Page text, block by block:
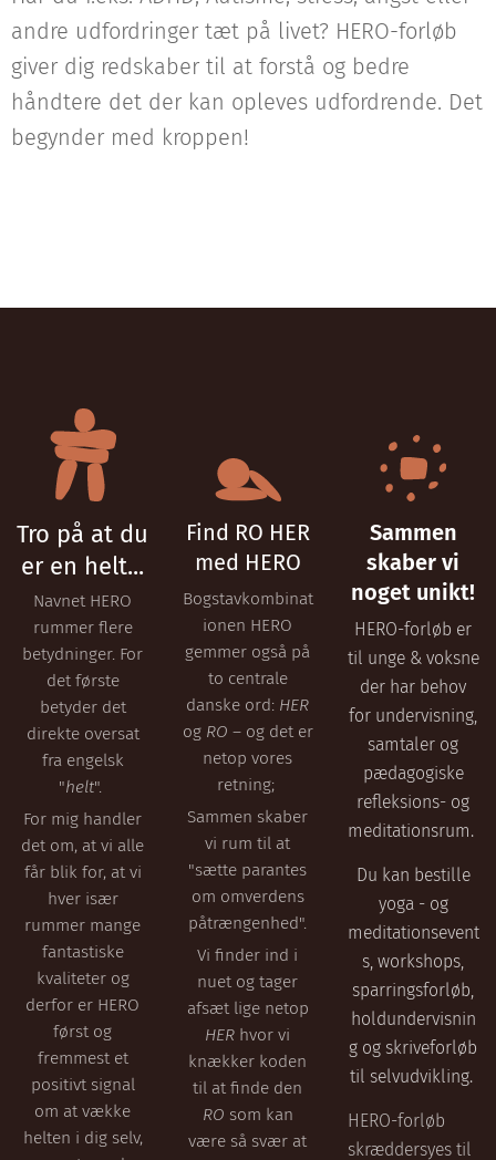
andre udfordringer tæt på livet? HERO-forløb
giver dig redskaber til at forstå og bedre
håndtere det der kan opleves udfordrende. Det
begynder med kroppen!
Tro på at du
er en helt...
Navnet HERO
rummer flere
betydninger. For
det første
betyder det
direkte oversat
fra engelsk
"helt".
For mig handler
det om, at vi alle
får blik for, at vi
hver især
rummer mange
fantastiske
kvaliteter og
derfor er HERO
først og
fremmest et
positivt signal
om at vække
helten i dig selv,
Find RO HER
med HERO
Bogstavkombinat
ionen HERO
gemmer også på
to centrale
danske ord: HER
og RO – og det er
netop vores
retning;
Sammen skaber
vi rum til at
"sætte parantes
om omverdens
påtrængenhed".
Vi finder ind i
nuet og tager
afsæt lige netop
HER hvor vi
knækker koden
til at finde den
RO som kan
være så svær at
Sammen
skaber vi
noget unikt!
HERO-forløb er
til unge & voksne
der har behov
for undervisning,
samtaler og
pædagogiske
refleksions- og
meditationsrum.
Du kan bestille
yoga - og
meditationsevent
s, workshops,
sparringsforløb,
holdundervisnin
g og skriveforløb
til selvudvikling.
HERO-forløb
skræddersyes til